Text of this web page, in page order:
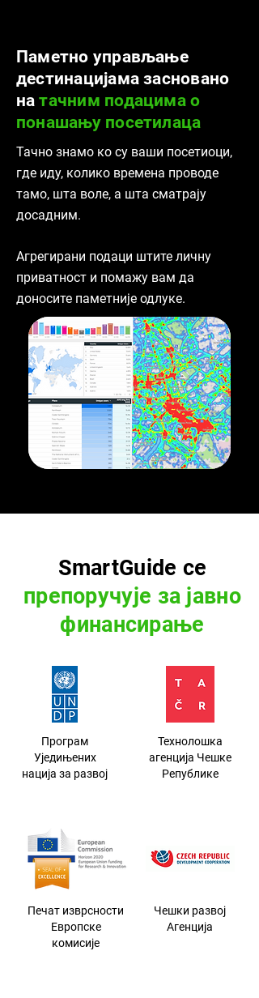
Паметно управљање
дестинацијама засновано
на тачним подацима о
понашању посетилаца
Тачно знамо ко су ваши посетиоци,
где иду, колико времена проводе
тамо, шта воле, а шта сматрају
досадним.
Агрегирани подаци штите личну
приватност и помажу вам да
доносите паметније одлуке.
SmartGuide се
препоручује за јавно
финансирање
Програм
Уједињених
нација за развој
Печат изврсности
Европске
комисије
Технолошка
агенција Чешке
Републике
Чешки развој
Агенција